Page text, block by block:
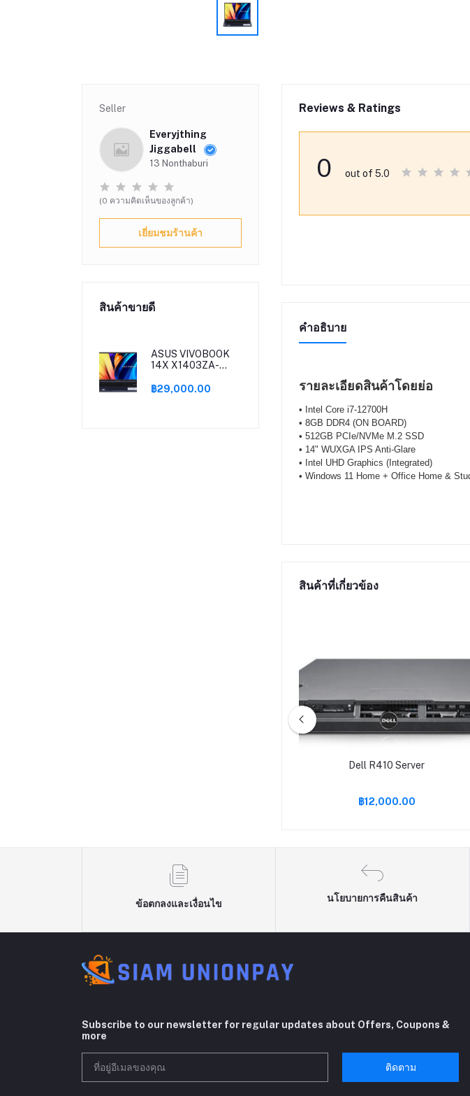
Seller
Everyjthing
Jiggabell
13 Nonthaburi
(0 ความคิดเห็นของลูกค้า)
เยี่ยมชมร้านค้า
สินค้าขายดี
ASUS VIVOBOOK
14X X1403ZA-
BLUE)
฿29,000.00
Reviews & Ratings
0 out of 5.0
คำอธิบาย
รายละเอียดสินค้าโดยย่อ
• Intel Core i7-12700H
• 8GB DDR4 (ON BOARD)
• 512GB PCIe/NVMe M.2 SSD
• 14" WUXGA IPS Anti-Glare
• Intel UHD Graphics (Integrated)
• Windows 11 Home + Office Home &
สินค้าที่เกี่ยวข้อง
Dell R410 Server
฿12,000.00
ข้อตกลงและเงื่อนไข
นโยบายการคืนสินค้า
Subscribe to our newsletter for regular updates about Offers, Coupons &
more
ติดตาม